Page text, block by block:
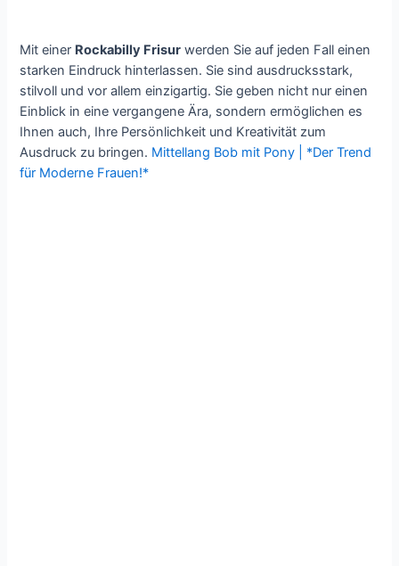
Mit einer Rockabilly Frisur werden Sie auf jeden Fall einen
starken Eindruck hinterlassen. Sie sind ausdrucksstark,
stilvoll und vor allem einzigartig. Sie geben nicht nur einen
Einblick in eine vergangene Ära, sondern ermöglichen es
Ihnen auch, Ihre Persönlichkeit und Kreativität zum
Ausdruck zu bringen. Mittellang Bob mit Pony | *Der Trend
für Moderne Frauen!*